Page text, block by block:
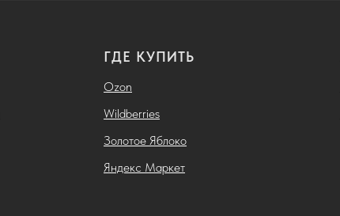
ГДЕ КУПИТЬ
Ozon
Wildberries
Золотое Яблоко
Яндекс Маркет